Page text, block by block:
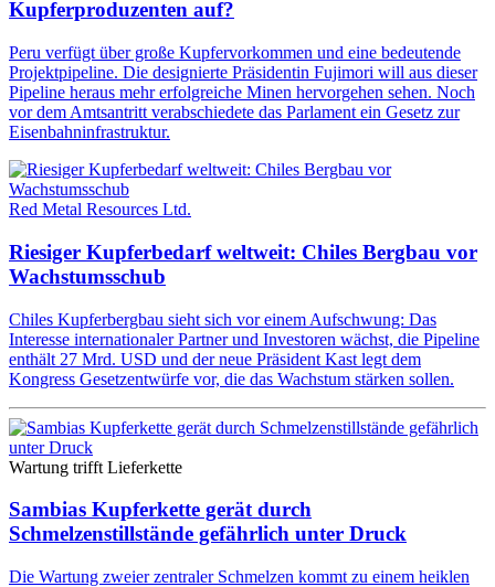
Kupferproduzenten auf?
Peru verfügt über große Kupfervorkommen und eine bedeutende
Projektpipeline. Die designierte Präsidentin Fujimori will aus dieser
Pipeline heraus mehr erfolgreiche Minen hervorgehen sehen. Noch
vor dem Amtsantritt verabschiedete das Parlament ein Gesetz zur
Eisenbahninfrastruktur.
Red Metal Resources Ltd.
Riesiger Kupferbedarf weltweit: Chiles Bergbau vor
Wachstumsschub
Chiles Kupferbergbau sieht sich vor einem Aufschwung: Das
Interesse internationaler Partner und Investoren wächst, die Pipeline
enthält 27 Mrd. USD und der neue Präsident Kast legt dem
Kongress Gesetzentwürfe vor, die das Wachstum stärken sollen.
Wartung trifft Lieferkette
Sambias Kupferkette gerät durch
Schmelzenstillstände gefährlich unter Druck
Die Wartung zweier zentraler Schmelzen kommt zu einem heiklen